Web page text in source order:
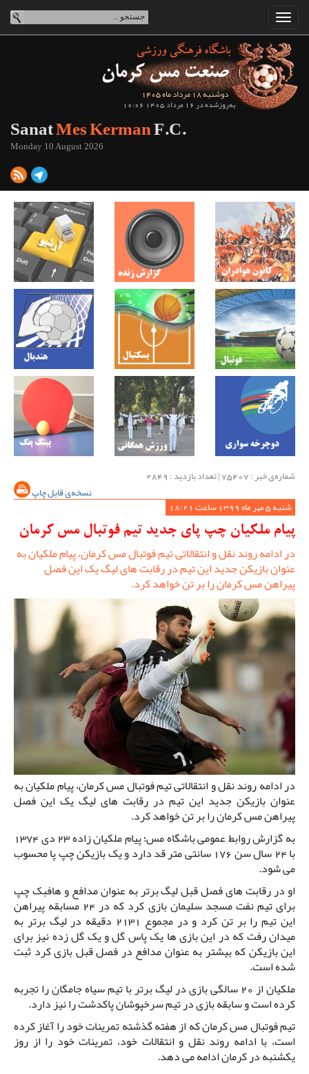
دوشنبه 18 مرداد ماه 1405
به‌روزشده در 16 مرداد 1405 10:06
SanatMes KermanF.C.
Monday 10 August 2026
شماره‌ی خبر : ‌75407 | تعداد بازدید : 2849
نسخه‌ی قابل چاپ
شنبه 5 مهر ماه 1399 ساعت 18:21
پیام ملکیان چپ پای جدید تیم فوتبال مس کرمان
در ادامه روند نقل و انتقالاتی تیم فوتبال مس کرمان، پیام ملکیان به
عنوان بازیکن جدید این تیم در رقابت های لیگ یک این فصل
پیراهن مس کرمان را بر تن خواهد کرد.
در ادامه روند نقل و انتقالاتی تیم فوتبال مس کرمان، پیام ملکیان به
عنوان بازیکن جدید این تیم در رقابت های لیگ یک این فصل
پیراهن مس کرمان را بر تن خواهد کرد.
به گزارش روابط عمومی باشگاه مس؛ پیام ملکیان زاده 23 دی 1374
با 24 سال سن 176 سانتی متر قد دارد و یک بازیکن چپ پا محسوب
می شود.
او در رقابت های فصل قبل لیگ برتر به عنوان مدافع و هافبک چپ
برای تیم نفت مسجد سلیمان بازی کرد که در 24 مسابقه پیراهن
این تیم را بر تن کرد و در مجموع 2131 دقیقه در لیگ برتر به
میدان رفت که در این بازی ها یک پاس گل و یک گل زده نیز برای
این بازیکن که بیشتر به عنوان مدافع در فصل قبل بازی کرد ثبت
شده است.
ملکیان از 20 سالگی بازی در لیگ برتر با تیم سیاه جامگان را تجربه
کرده است و سابقه بازی در تیم سرخپوشان پاکدشت را نیز دارد.
تیم فوتبال مس کرمان که از هفته گذشته تمرینات خود را آغاز کرده
است، با ادامه روند نقل و انتقالات خود، تمرینات خود را از روز
یکشنبه در کرمان ادامه می دهد.